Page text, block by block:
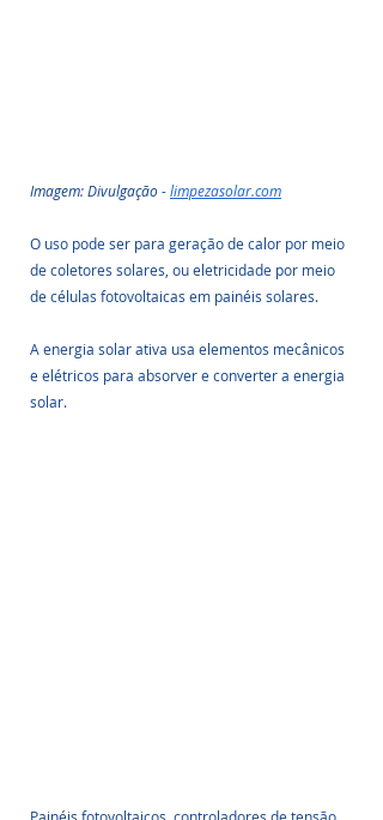
Imagem: Divulgação - limpezasolar.com
O uso pode ser para geração de calor por meio
de coletores solares, ou eletricidade por meio
de células fotovoltaicas em painéis solares.
A energia solar ativa usa elementos mecânicos
e elétricos para absorver e converter a energia
solar.
Painéis fotovoltaicos, controladores de tensão,